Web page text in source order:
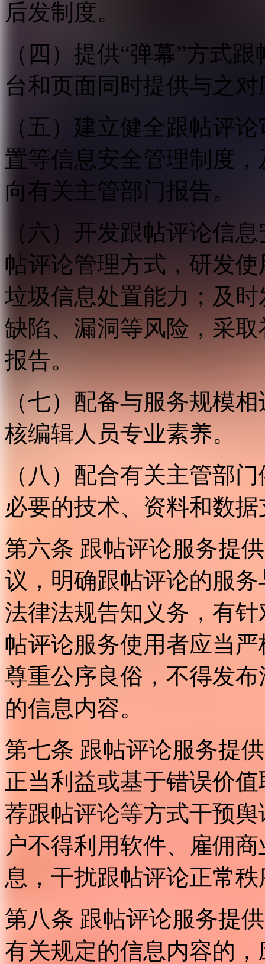
后发制度。
（四）提供“弹幕”方式
台和页面同时提供与之
（五）建立健全跟帖评
置等信息安全管理制度
向有关主管部门报告。
（六）开发跟帖评论信
帖评论管理方式，研发
垃圾信息处置能力；及
缺陷、漏洞等风险，采
报告。
（七）配备与服务规模
核编辑人员专业素养。
（八）配合有关主管部
必要的技术、资料和数
第六条 跟帖评论服务提
议，明确跟帖评论的服
法律法规告知义务，有
帖评论服务使用者应当
尊重公序良俗，不得发
的信息内容。
第七条 跟帖评论服务提
正当利益或基于错误价
荐跟帖评论等方式干预
户不得利用软件、雇佣
息，干扰跟帖评论正常
第八条 跟帖评论服务提
有关规定的信息内容的